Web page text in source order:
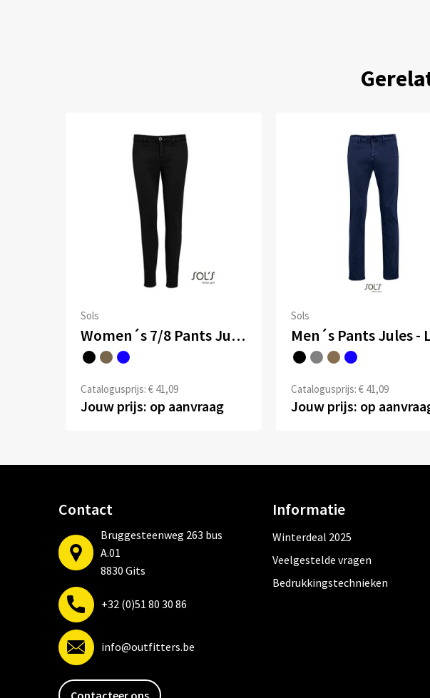
Sols
Women´s 7/8 Pants Jules
Catalogusprijs: € 41,09
Jouw prijs: op aanvraag
Sols
Catalogusprijs: € 41,09
Jouw prijs: op
Contact
Bruggesteenweg 263 bus
A.01
8830 Gits
+32 (0)51 80 30 86
info@outfitters.be
Contacteer ons
Informatie
Winterdeal 2025
Veelgestelde vragen
Bedrukkingstechnieken